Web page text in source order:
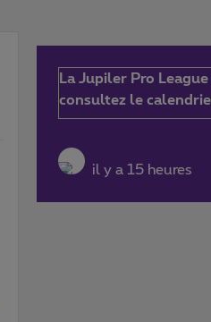
La Jupiler Pro
consultez le
il y a 15 heures